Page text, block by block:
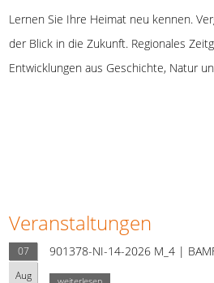
Lernen Sie Ihre Heimat neu kennen.
der Blick in die Zukunft. Regionales
Entwicklungen aus Geschichte, Natur
Veranstaltungen
07
Aug
901378-NI-14-2026 M_4 |